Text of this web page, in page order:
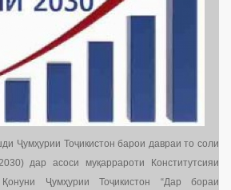
Ҷумҳурии Тоҷикистон барои давраи то соли
дар асоси муқаррароти Конститутсияи
Қонуни Ҷумҳурии Тоҷикистон “Дар бораи